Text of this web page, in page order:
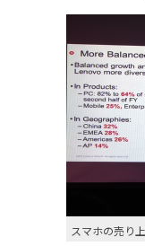
スマホの売り